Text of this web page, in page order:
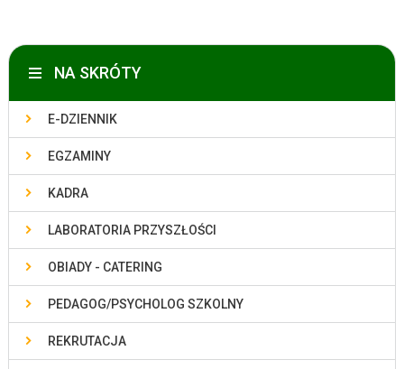
NA SKRÓTY
E-DZIENNIK
EGZAMINY
KADRA
LABORATORIA PRZYSZŁOŚCI
OBIADY - CATERING
PEDAGOG/PSYCHOLOG SZKOLNY
REKRUTACJA